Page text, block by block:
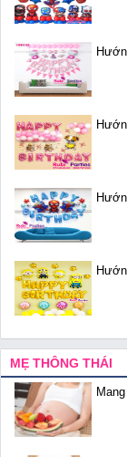
MẸ THÔNG THÁI